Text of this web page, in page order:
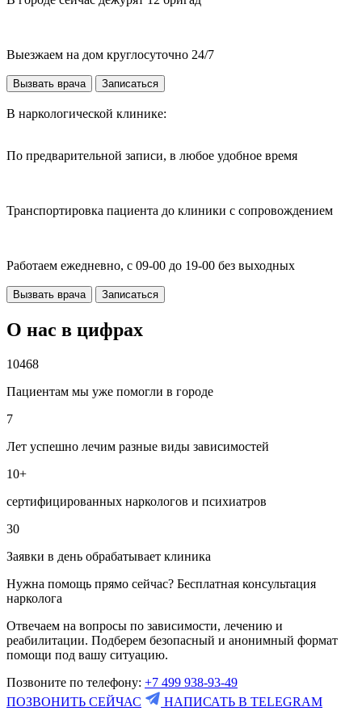
Выезжаем на дом круглосуточно 24/7
Вызвать врача Записаться
В наркологической клинике:
По предварительной записи, в любое удобное время
Транспортировка пациента до клиники с сопровождением
Работаем ежедневно, с 09-00 до 19-00 без выходных
Вызвать врача Записаться
О нас в цифрах
10468
Пациентам мы уже помогли в городе
7
Лет успешно лечим разные виды зависимостей
10+
сертифицированных наркологов и психиатров
30
Заявки в день обрабатывает клиника
Нужна помощь прямо сейчас? Бесплатная консультация
нарколога
Отвечаем на вопросы по зависимости, лечению и
реабилитации. Подберем безопасный и анонимный формат
помощи под вашу ситуацию.
Позвоните по телефону: +7 499 938-93-49
ПОЗВОНИТЬ СЕЙЧАС
НАПИСАТЬ В TELEGRAM